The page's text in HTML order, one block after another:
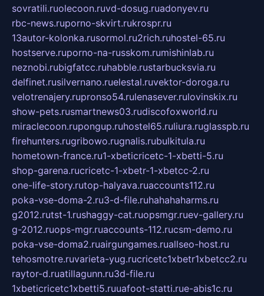
sovratili.ruolecoon.ruvd-dosug.ruadonyev.ru
rbc-news.ruporno-skvirt.rukrospr.ru
13autor-kolonka.rusormol.ru2rich.ruhostel-65.ru
hostserve.ruporno-na-russkom.rumishinlab.ru
neznobi.rubigfatcc.ruhabble.rustarbucksvia.ru
delfinet.rusilvernano.ruelestal.ruvektor-doroga.ru
velotrenajery.rupronso54.rulenasever.rulovinskix.ru
show-pets.rusmartnews03.rudiscofoxworld.ru
miraclecoon.rupongup.ruhostel65.ruliura.ruglasspb.ru
firehunters.rugribowo.rugnalis.rubulkitula.ru
hometown-france.ru1-xbeticricetc-1-xbetti-5.ru
shop-garena.rucricetc-1-xbetr-1-xbetcc-2.ru
one-life-story.rutop-halyava.ruaccounts112.ru
poka-vse-doma-2.ru3-d-file.ruhahahaharms.ru
g2012.rutst-1.rushaggy-cat.ruopsmgr.ruev-gallery.ru
g-2012.ruops-mgr.ruaccounts-112.rucsm-demo.ru
poka-vse-doma2.ruairgungames.ruallseo-host.ru
tehosmotre.ruvarieta-yug.rucricetc1xbetr1xbetcc2.ru
raytor-d.ruatillagunn.ru3d-file.ru
1xbeticricetc1xbetti5.ruuafoot-statti.rue-abis1c.ru